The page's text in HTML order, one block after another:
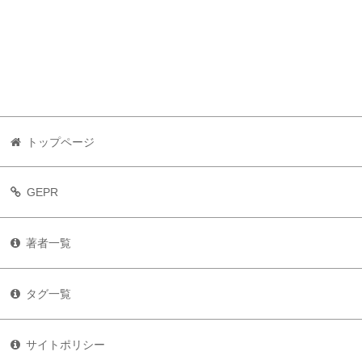
トップページ
GEPR
著者一覧
タグ一覧
サイトポリシー